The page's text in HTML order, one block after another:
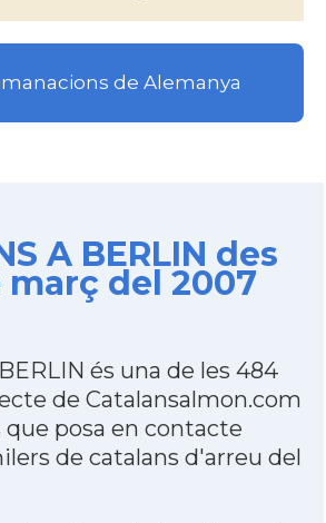
de Alemanya
A BERLIN des
març del 2007
és una de les 484
de Catalansalmon.com
que posa en contacte
de catalans d'arreu del